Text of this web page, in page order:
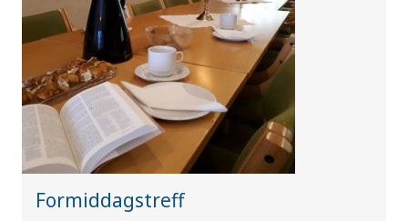
Formiddagstreff